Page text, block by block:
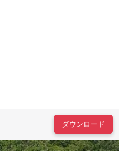
ダウンロード